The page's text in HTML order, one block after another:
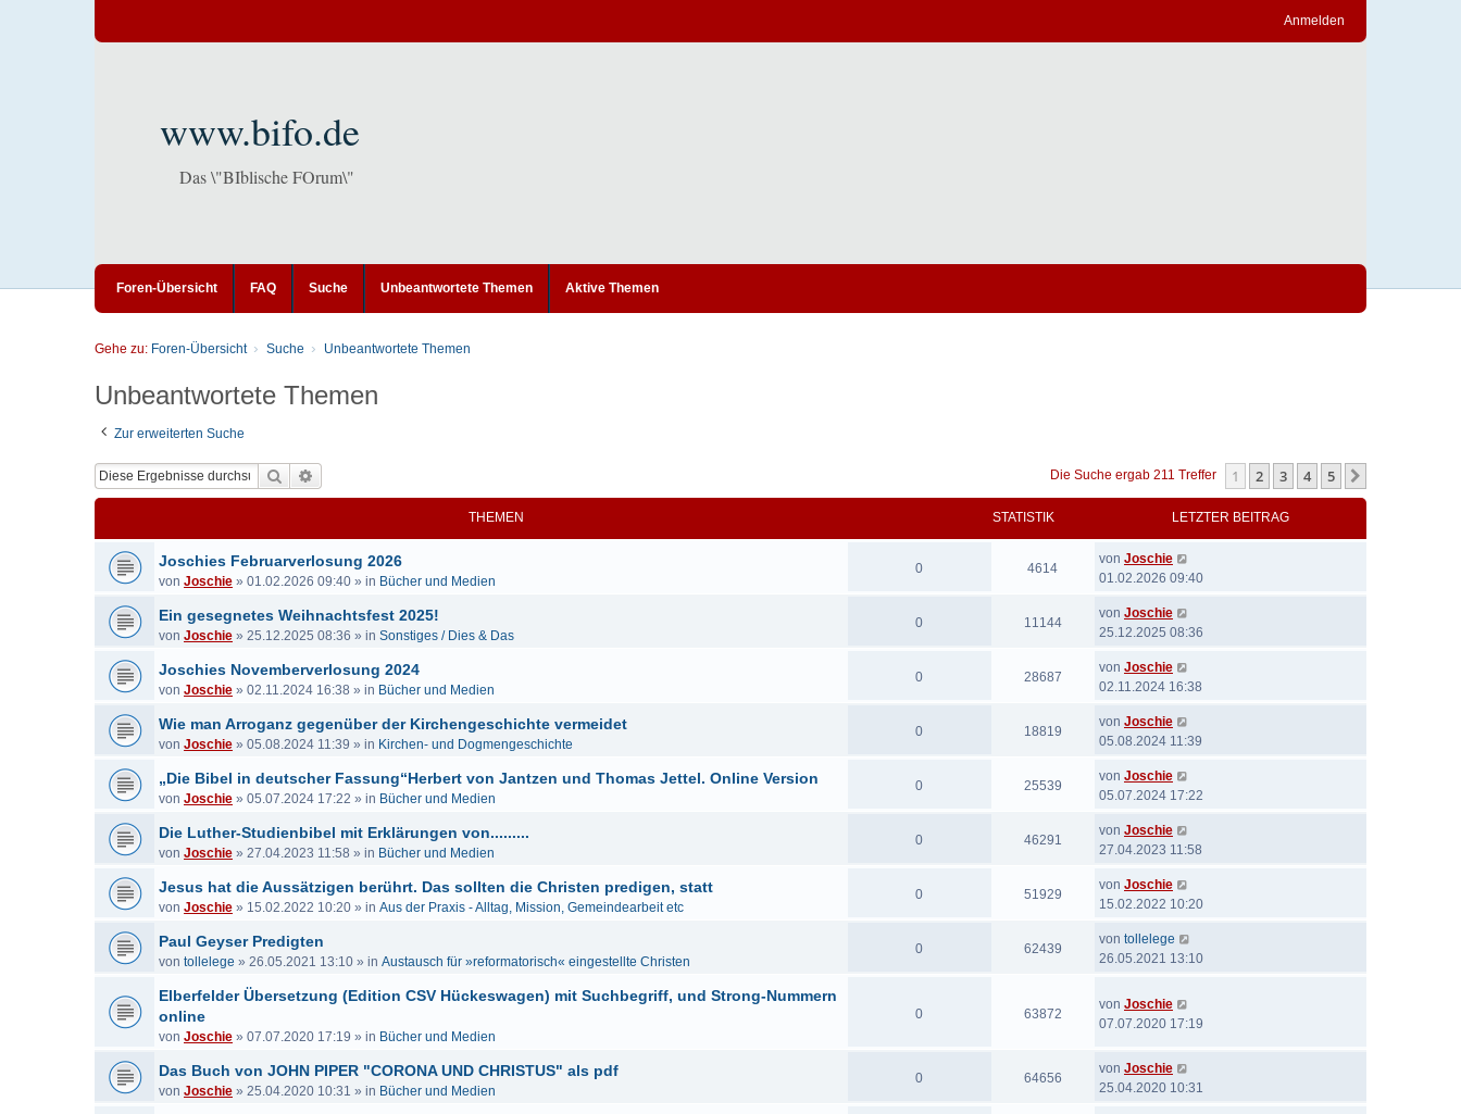
Anmelden
www.bifo.de
Das \"BIblische FOrum\"
Foren-Übersicht FAQ Suche Unbeantwortete Themen Aktive Themen
Gehe zu: Foren-Übersicht Suche Unbeantwortete Themen
Unbeantwortete Themen
Zur erweiterten Suche
Suche Die Suche ergab 211 Treffer 1 2 3 4 5
THEMEN STATISTIK LETZTER BEITRAG
Joschies Februarverlosung 2026
von Joschie » 01.02.2026 09:40 » in Bücher und Medien
0 4614
von Joschie
01.02.2026 09:40
Ein gesegnetes Weihnachtsfest 2025!
von Joschie » 25.12.2025 08:36 » in Sonstiges / Dies & Das
0 11144
von Joschie
25.12.2025 08:36
Joschies Novemberverlosung 2024
von Joschie » 02.11.2024 16:38 » in Bücher und Medien
0 28687
von Joschie
02.11.2024 16:38
Wie man Arroganz gegenüber der Kirchengeschichte vermeidet
von Joschie » 05.08.2024 11:39 » in Kirchen- und Dogmengeschichte
0 18819
von Joschie
05.08.2024 11:39
„Die Bibel in deutscher Fassung“Herbert von Jantzen und Thomas Jettel. Online Version
von Joschie » 05.07.2024 17:22 » in Bücher und Medien
0 25539
von Joschie
05.07.2024 17:22
Die Luther-Studienbibel mit Erklärungen von.........
von Joschie » 27.04.2023 11:58 » in Bücher und Medien
0 46291
von Joschie
27.04.2023 11:58
Jesus hat die Aussätzigen berührt. Das sollten die Christen predigen, statt
von Joschie » 15.02.2022 10:20 » in Aus der Praxis - Alltag, Mission, Gemeindearbeit etc
0 51929
von Joschie
15.02.2022 10:20
Paul Geyser Predigten
von tollelege » 26.05.2021 13:10 » in Austausch für »reformatorisch« eingestellte Christen
0 62439
von tollelege
26.05.2021 13:10
Elberfelder Übersetzung (Edition CSV Hückeswagen) mit Suchbegriff, und Strong-Nummern
online
von Joschie » 07.07.2020 17:19 » in Bücher und Medien
0 63872
von Joschie
07.07.2020 17:19
Das Buch von JOHN PIPER "CORONA UND CHRISTUS" als pdf
von Joschie » 25.04.2020 10:31 » in Bücher und Medien
0 64656
von Joschie
25.04.2020 10:31